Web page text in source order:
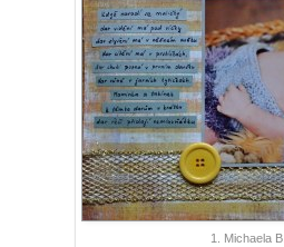
1. Michaela B.